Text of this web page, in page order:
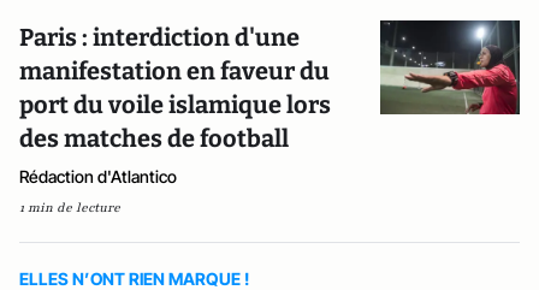
Paris : interdiction d'une
manifestation en faveur du
port du voile islamique lors
des matches de football
Rédaction d'Atlantico
1 min de lecture
ELLES N’ONT RIEN MARQUE !